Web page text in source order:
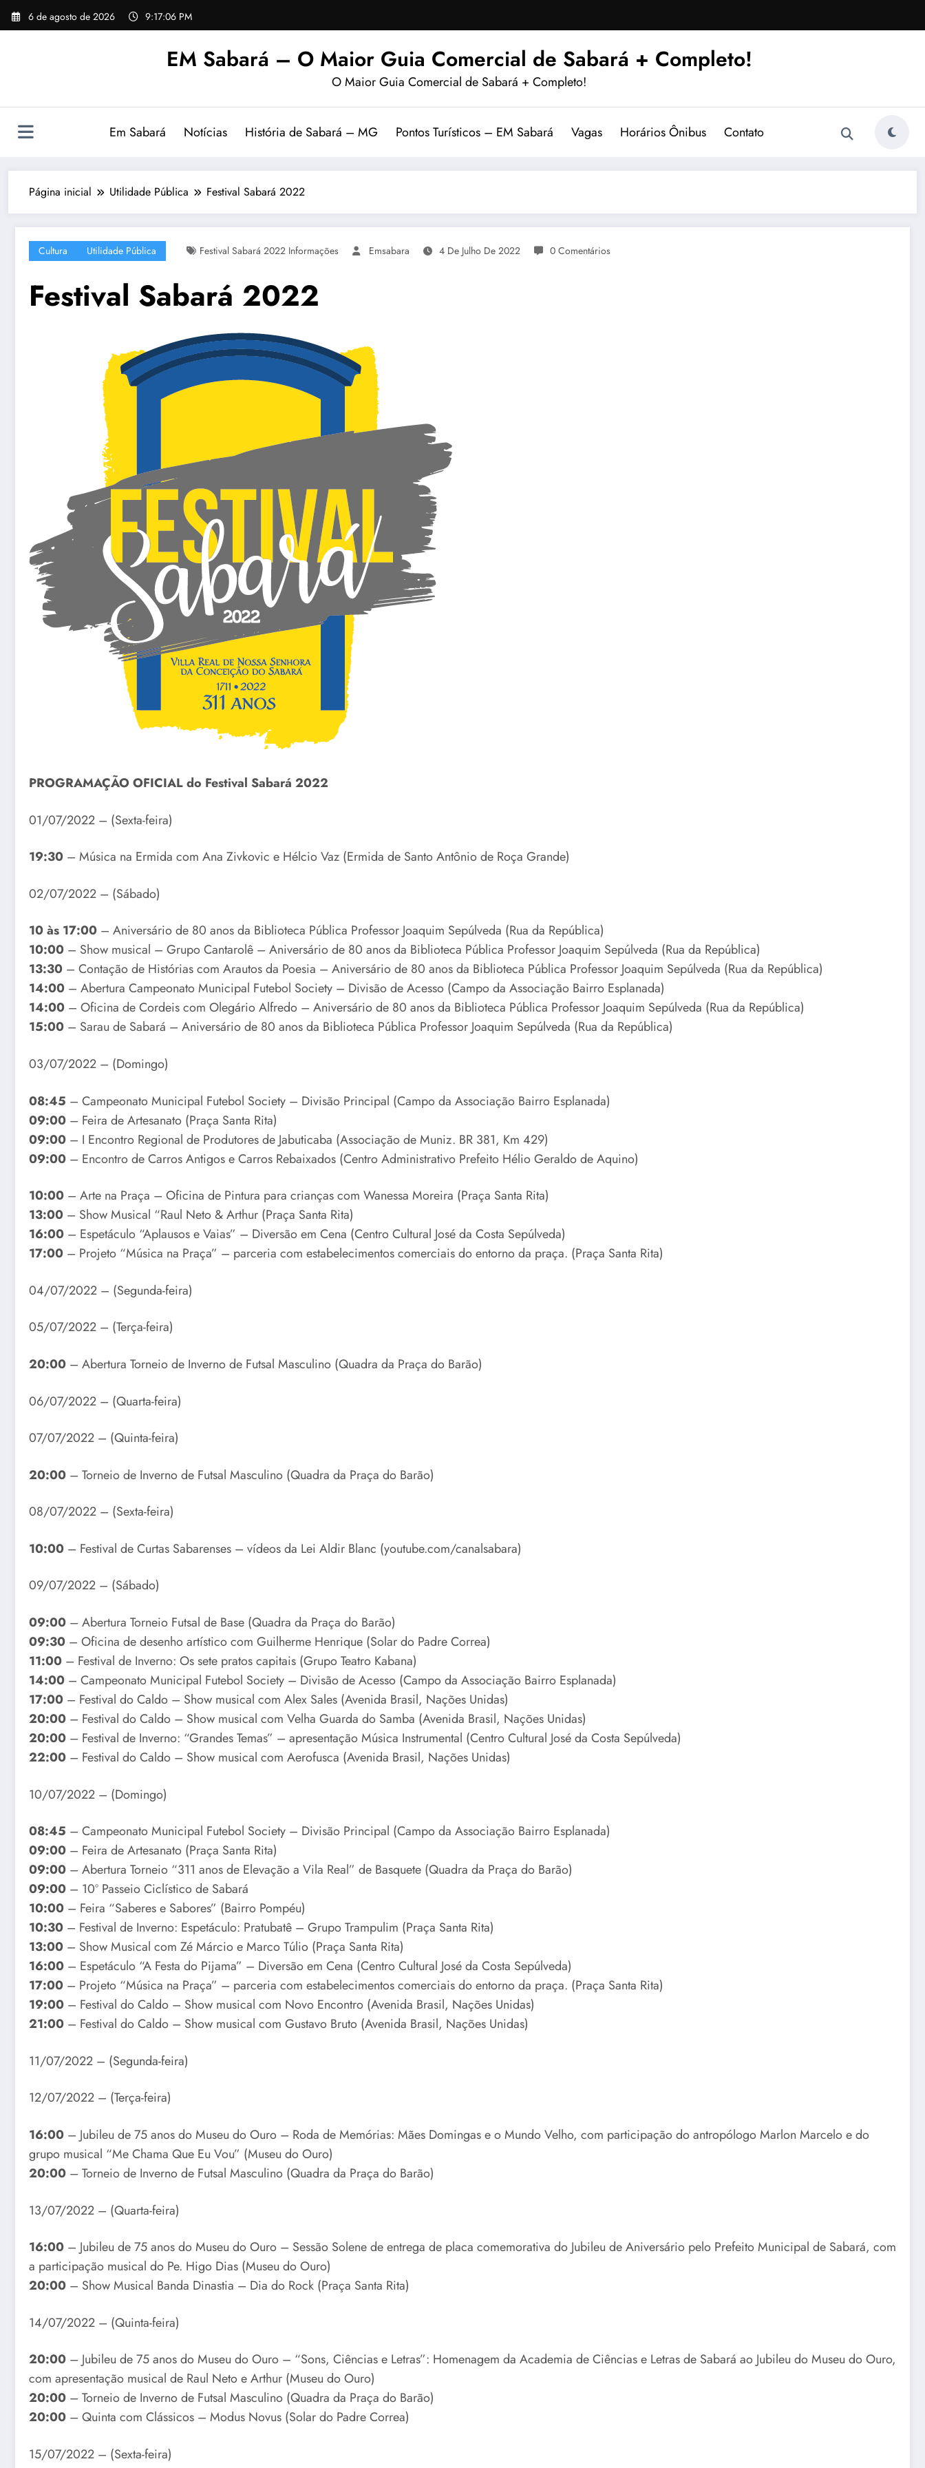
Pular
para
6 de agosto de 2026 9:17:07 PM
EM Sabará – O Maior Guia Comercial de Sabará + Completo!
O Maior Guia Comercial de Sabará + Completo!
Em Sabará Notícias História de Sabará – MG Pontos Turísticos – EM Sabará Vagas Horários Ônibus Contato
Página inicial Utilidade Pública Festival Sabará 2022
Cultura Utilidade Pública Festival Sabará 2022 Informações Emsabara 4 De Julho De 2022 0 Comentários
Festival Sabará 2022
PROGRAMAÇÃO OFICIAL do Festival Sabará 2022
01/07/2022 – (Sexta-feira)
19:30 – Música na Ermida com Ana Zivkovic e Hélcio Vaz (Ermida de Santo Antônio de Roça Grande)
02/07/2022 – (Sábado)
10 às 17:00 – Aniversário de 80 anos da Biblioteca Pública Professor Joaquim Sepúlveda (Rua da República)
10:00 – Show musical – Grupo Cantarolê – Aniversário de 80 anos da Biblioteca Pública Professor Joaquim Sepúlveda (Rua da República)
13:30 – Contação de Histórias com Arautos da Poesia – Aniversário de 80 anos da Biblioteca Pública Professor Joaquim Sepúlveda (Rua da República)
14:00 – Abertura Campeonato Municipal Futebol Society – Divisão de Acesso (Campo da Associação Bairro Esplanada)
14:00 – Oficina de Cordeis com Olegário Alfredo – Aniversário de 80 anos da Biblioteca Pública Professor Joaquim Sepúlveda (Rua da República)
15:00 – Sarau de Sabará – Aniversário de 80 anos da Biblioteca Pública Professor Joaquim Sepúlveda (Rua da República)
03/07/2022 – (Domingo)
08:45 – Campeonato Municipal Futebol Society – Divisão Principal (Campo da Associação Bairro Esplanada)
09:00 – Feira de Artesanato (Praça Santa Rita)
09:00 – I Encontro Regional de Produtores de Jabuticaba (Associação de Muniz. BR 381, Km 429)
09:00 – Encontro de Carros Antigos e Carros Rebaixados (Centro Administrativo Prefeito Hélio Geraldo de Aquino)
10:00 – Arte na Praça – Oficina de Pintura para crianças com Wanessa Moreira (Praça Santa Rita)
13:00 – Show Musical “Raul Neto & Arthur (Praça Santa Rita)
16:00 – Espetáculo “Aplausos e Vaias” – Diversão em Cena (Centro Cultural José da Costa Sepúlveda)
17:00 – Projeto “Música na Praça” – parceria com estabelecimentos comerciais do entorno da praça. (Praça Santa Rita)
04/07/2022 – (Segunda-feira)
05/07/2022 – (Terça-feira)
20:00 – Abertura Torneio de Inverno de Futsal Masculino (Quadra da Praça do Barão)
06/07/2022 – (Quarta-feira)
07/07/2022 – (Quinta-feira)
20:00 – Torneio de Inverno de Futsal Masculino (Quadra da Praça do Barão)
08/07/2022 – (Sexta-feira)
10:00 – Festival de Curtas Sabarenses – vídeos da Lei Aldir Blanc (youtube.com/canalsabara)
09/07/2022 – (Sábado)
09:00 – Abertura Torneio Futsal de Base (Quadra da Praça do Barão)
09:30 – Oficina de desenho artístico com Guilherme Henrique (Solar do Padre Correa)
11:00 – Festival de Inverno: Os sete pratos capitais (Grupo Teatro Kabana)
14:00 – Campeonato Municipal Futebol Society – Divisão de Acesso (Campo da Associação Bairro Esplanada)
17:00 – Festival do Caldo – Show musical com Alex Sales (Avenida Brasil, Nações Unidas)
20:00 – Festival do Caldo – Show musical com Velha Guarda do Samba (Avenida Brasil, Nações Unidas)
20:00 – Festival de Inverno: “Grandes Temas” – apresentação Música Instrumental (Centro Cultural José da Costa Sepúlveda)
22:00 – Festival do Caldo – Show musical com Aerofusca (Avenida Brasil, Nações Unidas)
10/07/2022 – (Domingo)
08:45 – Campeonato Municipal Futebol Society – Divisão Principal (Campo da Associação Bairro Esplanada)
09:00 – Feira de Artesanato (Praça Santa Rita)
09:00 – Abertura Torneio “311 anos de Elevação a Vila Real” de Basquete (Quadra da Praça do Barão)
09:00 – 10º Passeio Ciclístico de Sabará
10:00 – Feira “Saberes e Sabores” (Bairro Pompéu)
10:30 – Festival de Inverno: Espetáculo: Pratubatê – Grupo Trampulim (Praça Santa Rita)
13:00 – Show Musical com Zé Márcio e Marco Túlio (Praça Santa Rita)
16:00 – Espetáculo “A Festa do Pijama” – Diversão em Cena (Centro Cultural José da Costa Sepúlveda)
17:00 – Projeto “Música na Praça” – parceria com estabelecimentos comerciais do entorno da praça. (Praça Santa Rita)
19:00 – Festival do Caldo – Show musical com Novo Encontro (Avenida Brasil, Nações Unidas)
21:00 – Festival do Caldo – Show musical com Gustavo Bruto (Avenida Brasil, Nações Unidas)
11/07/2022 – (Segunda-feira)
12/07/2022 – (Terça-feira)
16:00 – Jubileu de 75 anos do Museu do Ouro – Roda de Memórias: Mães Domingas e o Mundo Velho, com participação do antropólogo Marlon Marcelo e do
grupo musical “Me Chama Que Eu Vou” (Museu do Ouro)
20:00 – Torneio de Inverno de Futsal Masculino (Quadra da Praça do Barão)
13/07/2022 – (Quarta-feira)
16:00 – Jubileu de 75 anos do Museu do Ouro – Sessão Solene de entrega de placa comemorativa do Jubileu de Aniversário pelo Prefeito Municipal de Sabará, com
a participação musical do Pe. Higo Dias (Museu do Ouro)
20:00 – Show Musical Banda Dinastia – Dia do Rock (Praça Santa Rita)
14/07/2022 – (Quinta-feira)
20:00 – Jubileu de 75 anos do Museu do Ouro – “Sons, Ciências e Letras”: Homenagem da Academia de Ciências e Letras de Sabará ao Jubileu do Museu do Ouro,
com apresentação musical de Raul Neto e Arthur (Museu do Ouro)
20:00 – Torneio de Inverno de Futsal Masculino (Quadra da Praça do Barão)
20:00 – Quinta com Clássicos – Modus Novus (Solar do Padre Correa)
15/07/2022 – (Sexta-feira)